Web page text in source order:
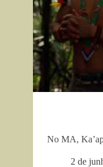
No MA,
2 de